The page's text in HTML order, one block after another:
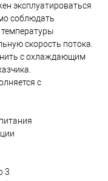
эксплуатироваться
соблюдать
скорость потока.
с охлаждающим
с
3